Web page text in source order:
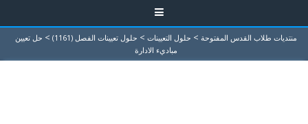
منتديات طلاب القدس المفتوحة > حلول التعيينات > حلول تعيينات الفصل (1161) > حل تعيين
مباديء الادارة